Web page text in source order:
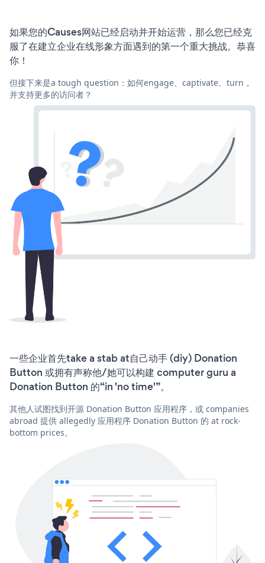
如果您的Causes网站已经启动并开始运营，那么您已经克
服了在建立企业在线形象方面遇到的第一个重大挑战。恭喜
你！
但接下来是a tough question：如何engage、captivate、turn，
并支持更多的访问者？
一些企业首先take a stab at自己动手 (diy) Donation
Button 或拥有声称他/她可以构建 computer guru a
Donation Button 的“in 'no time'”。
其他人试图找到开源 Donation Button 应用程序，或 companies
abroad 提供 allegedly 应用程序 Donation Button 的 at rock-
bottom prices。